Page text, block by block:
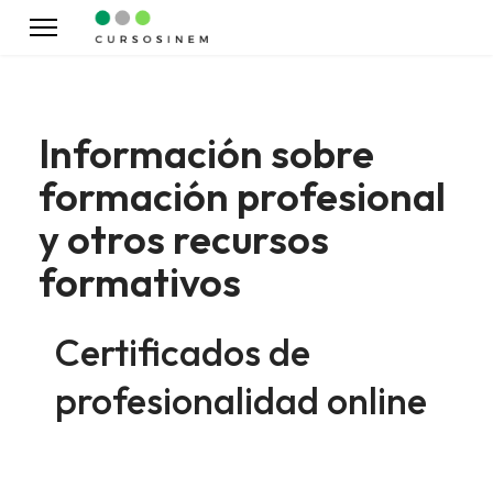
Información sobre
formación profesional
y otros recursos
formativos
Certificados de
profesionalidad online